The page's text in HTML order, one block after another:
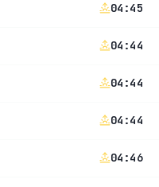
04:45
04:44
04:44
04:44
04:46